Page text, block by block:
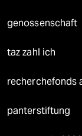
genossenschaft
taz zahl ich
recherchefonds
panterstiftung